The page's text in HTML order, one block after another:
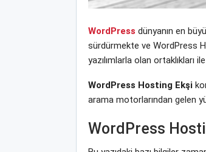
WordPress dünyanın en
sürdürmekte ve WordPress
yazılımlarla olan ortaklıkları
WordPress Hosting Ekşi
arama motorlarından gelen
WordPress